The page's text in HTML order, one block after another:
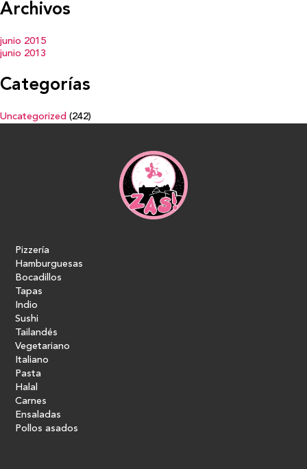
Archivos
junio 2015
junio 2013
Categorías
Uncategorized (242)
Pizzería
Hamburguesas
Bocadillos
Tapas
Indio
Sushi
Tailandés
Vegetariano
Italiano
Pasta
Halal
Carnes
Ensaladas
Pollos asados